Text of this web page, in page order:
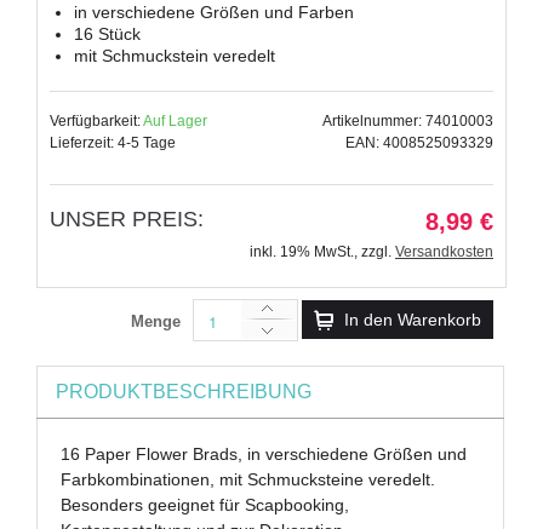
in verschiedene Größen und Farben
16 Stück
mit Schmuckstein veredelt
Verfügbarkeit:Auf Lager
Lieferzeit: 4-5 Tage
Artikelnummer: 74010003
EAN: 4008525093329
UNSER PREIS: 8,99 €
inkl. 19% MwSt., zzgl. Versandkosten
Menge In den Warenkorb
PRODUKTBESCHREIBUNG
16 Paper Flower Brads, in verschiedene Größen und
Farbkombinationen, mit Schmucksteine veredelt.
Besonders geeignet für Scapbooking,